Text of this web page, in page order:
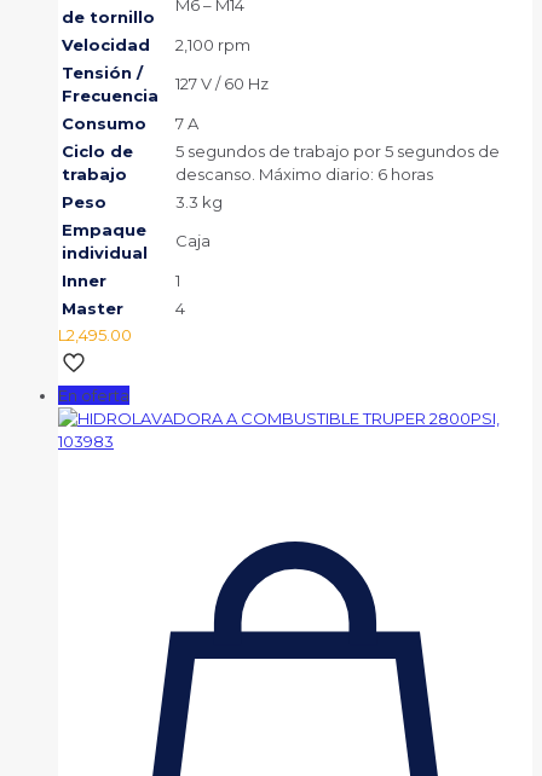
de tornillo
M6 – M14
Velocidad
2,100 rpm
Tensión /
Frecuencia
127 V / 60 Hz
Consumo
7 A
Ciclo de
trabajo
5 segundos de trabajo por 5 segundos de
descanso. Máximo diario: 6 horas
Peso
3.3 kg
Empaque
individual
Caja
Inner
1
Master
4
L2,495.00
En oferta